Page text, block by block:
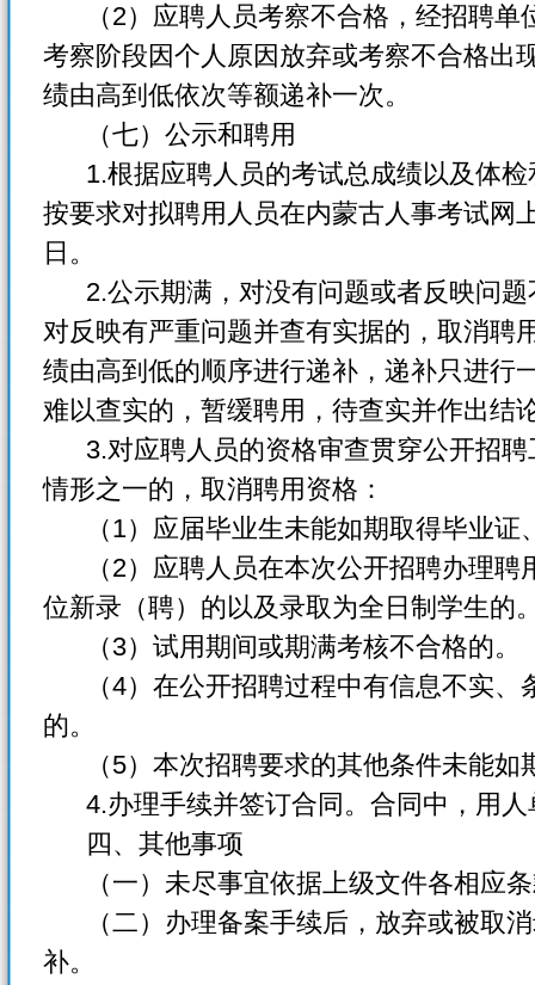
（2）应聘人员考察不合格，经招聘单
考察阶段因个人原因放弃或考察不合格出
绩由高到低依次等额递补一次。
（七）公示和聘用
1.根据应聘人员的考试总成绩以及体检
按要求对拟聘用人员在内蒙古人事考试网
日。
2.公示期满，对没有问题或者反映问题
对反映有严重问题并查有实据的，取消聘
绩由高到低的顺序进行递补，递补只进行
难以查实的，暂缓聘用，待查实并作出结
3.对应聘人员的资格审查贯穿公开招聘
情形之一的，取消聘用资格：
（1）应届毕业生未能如期取得毕业证
（2）应聘人员在本次公开招聘办理聘
位新录（聘）的以及录取为全日制学生的
（3）试用期间或期满考核不合格的。
（4）在公开招聘过程中有信息不实、
的。
（5）本次招聘要求的其他条件未能如
4.办理手续并签订合同。合同中，用人
四、其他事项
（一）未尽事宜依据上级文件各相应条
（二）办理备案手续后，放弃或被取消
补。